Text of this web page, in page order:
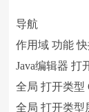
导航
作用域 功能
Java编辑器 打
全局 打开类型
全局 打开类型